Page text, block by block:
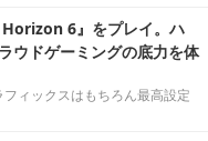
6』をプレイ。ハ
ウドゲーミングの底力を体
ィックスはもちろん最高設定